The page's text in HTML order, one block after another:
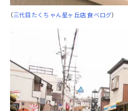
（三代目たくちゃん星ヶ丘店 食べログ）